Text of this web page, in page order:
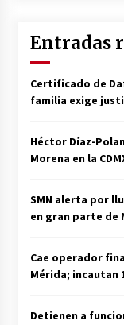
Entradas
Certificado de
familia exige
Héctor Díaz-
Morena en la
SMN alerta por
en gran parte de
Cae operador
Mérida; incautan
Detienen a